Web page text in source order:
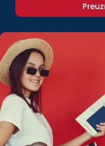
samo znak
uživate u putovanju.
informisanje o
osiguranje osiguraće
bezbrižno uživanje u
kultura.
Saznaj